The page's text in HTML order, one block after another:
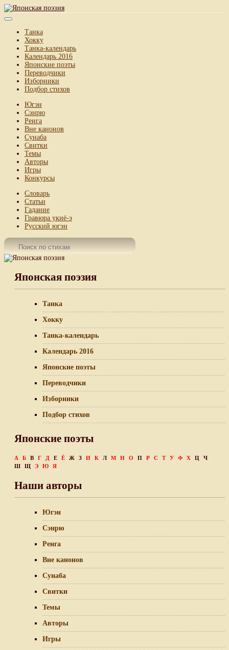
Танка
Хокку
Танка-календарь
Календарь 2016
Японские поэты
Переводчики
Изборники
Подбор стихов
Югэн
Сэнрю
Ренга
Вне канонов
Сунаба
Свитки
Темы
Авторы
Игры
Конкурсы
Словарь
Статьи
Гадание
Гравюра укиё-э
Русский югэн
Японская поэзия
Танка
Хокку
Танка-календарь
Календарь 2016
Японские поэты
Переводчики
Изборники
Подбор стихов
Японские поэты
А Б В Г Д Е Ё Ж З И К Л М Н О П Р С Т У Ф Х Ц
Ч
Ш
Щ Э Ю Я
Наши авторы
Югэн
Сэнрю
Ренга
Вне канонов
Сунаба
Свитки
Темы
Авторы
Игры